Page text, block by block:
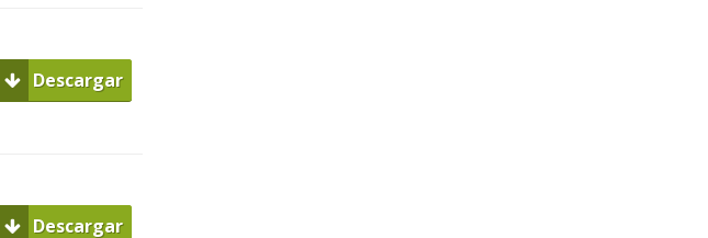
Descargar
Descargar